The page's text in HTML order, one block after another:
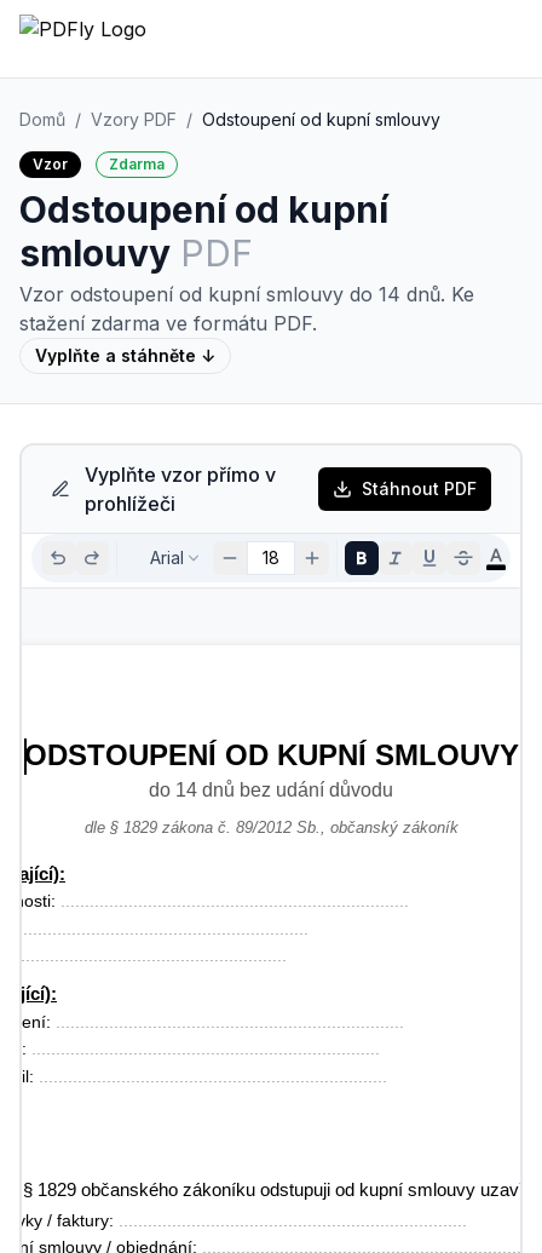
Domů / Vzory PDF / Odstoupení od kupní smlouvy
Vzor Zdarma
Odstoupení od kupní
smlouvy PDF
Vzor odstoupení od kupní smlouvy do 14 dnů. Ke
stažení zdarma ve formátu PDF.
Vyplňte a stáhněte ↓
Vyplňte vzor přímo v
prohlížeči
Stáhnout PDF
Arial 18
ODSTOUPENÍ OD KUPNÍ SMLOUVY
do 14 dnů bez udání důvodu
dle § 1829 zákona č. 89/2012 Sb., občanský zákoník
........................................................................
s § 1829 občanského zákoníku odstupuji od kupní smlouvy
/ faktury:
smlouvy / objednání: